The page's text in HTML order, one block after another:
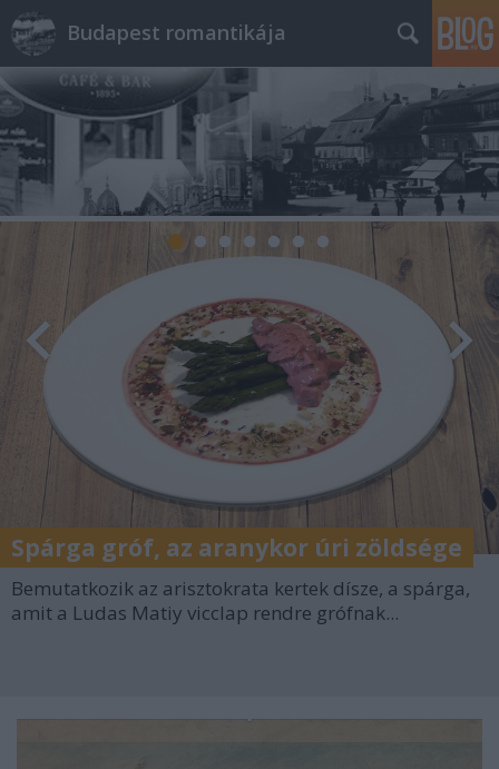
Budapest romantikája
Spárga gróf, az aranykor úri zöldsége
Bemutatkozik az arisztokrata kertek dísze, a spárga,
amit a Ludas Matiy vicclap rendre grófnak...